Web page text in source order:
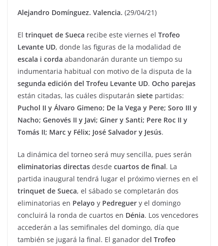
Alejandro Domínguez. Valencia. (29/04/21)
El trinquet de Sueca recibe este viernes el Trofeo
Levante UD, donde las figuras de la modalidad de
escala i corda abandonarán durante un tiempo su
indumentaria habitual con motivo de la disputa de la
segunda edición del Trofeu Levante UD. Ocho parejas
están citadas, las cuáles disputarán siete partidas:
Puchol II y Álvaro Gimeno; De la Vega y Pere; Soro III y
Nacho; Genovés II y Javi; Giner y Santi; Pere Roc II y
Tomás II; Marc y Félix; José Salvador y Jesús.
La dinámica del torneo será muy sencilla, pues serán
eliminatorias directas desde cuartos de final. La
partida inaugural tendrá lugar el próximo viernes en el
trinquet de Sueca, el sábado se completarán dos
eliminatorias en Pelayo y Pedreguer y el domingo
concluirá la ronda de cuartos en Dénia. Los vencedores
accederán a las semifinales del domingo, día que
también se jugará la final. El ganador del Trofeo